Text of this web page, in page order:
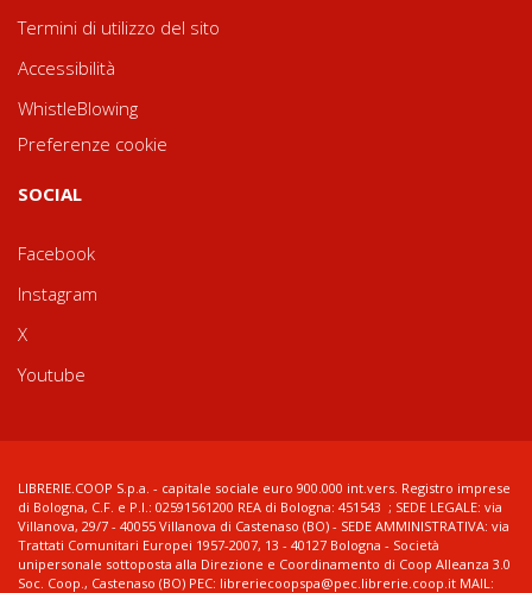
Termini di utilizzo del sito
Accessibilità
WhistleBlowing
Preferenze cookie
SOCIAL
Facebook
Instagram
X
Youtube
LIBRERIE.COOP S.p.a. - capitale sociale euro 900.000 int.vers. Registro imprese
di Bologna, C.F. e P.I.: 02591561200 REA di Bologna: 451543 ; SEDE LEGALE: via
Villanova, 29/7 - 40055 Villanova di Castenaso (BO) - SEDE AMMINISTRATIVA: via
Trattati Comunitari Europei 1957-2007, 13 - 40127 Bologna - Società
unipersonale sottoposta alla Direzione e Coordinamento di Coop Alleanza 3.0
Soc. Coop., Castenaso (BO) PEC: libreriecoopspa@pec.librerie.coop.it MAIL: